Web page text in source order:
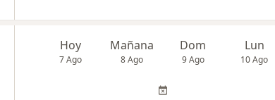
Hoy
7 Ago
Mañana
8 Ago
Dom
9 Ago
Lun
10 Ago